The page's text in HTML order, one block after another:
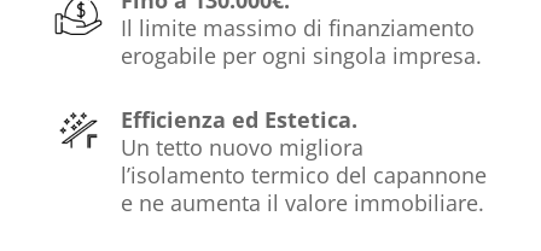
Il limite massimo di finanziamento
erogabile per ogni singola impresa.
Efficienza ed Estetica.
Un tetto nuovo migliora
l’isolamento termico del capannone
e ne aumenta il valore immobiliare.